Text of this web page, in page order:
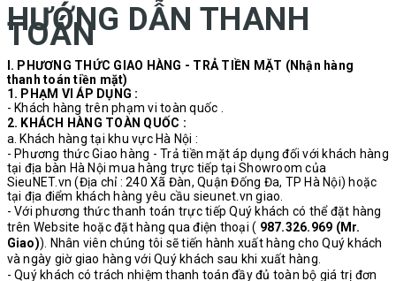
HƯỚNG DẪN THANH
TOÁN
I. PHƯƠNG THỨC GIAO HÀNG - TRẢ TIỀN MẶT (Nhận hàng
thanh toán tiền mặt)
1. PHẠM VI ÁP DỤNG :
- Khách hàng trên phạm vi toàn quốc .
2. KHÁCH HÀNG TOÀN QUỐC :
a. Khách hàng tại khu vực Hà Nội :
- Phương thức Giao hàng - Trả tiền mặt áp dụng đối với khách hàng
tại địa bàn Hà Nội mua hàng trực tiếp tại Showroom của
SieuNET.vn (Địa chỉ : 240 Xã Đàn, Quận Đống Đa, TP Hà Nội) hoặc
tại địa điểm khách hàng yêu cầu sieunet.vn giao.
- Với phương thức thanh toán trực tiếp Quý khách có thể đặt hàng
trên Website hoặc đặt hàng qua điện thoại ( 987.326.969 (Mr.
Giao)). Nhân viên chúng tôi sẽ tiến hành xuất hàng cho Quý khách
và ngày giờ giao hàng với Quý khách sau khi xuất hàng.
- Quý khách có trách nhiệm thanh toán đầy đủ toàn bộ giá trị đơn